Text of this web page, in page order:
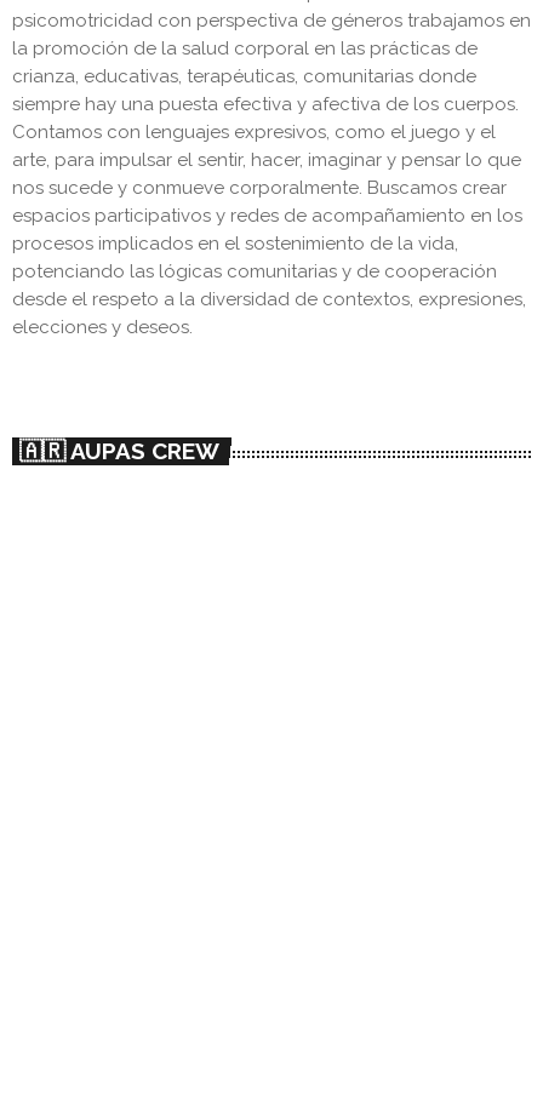
psicomotricidad con perspectiva de géneros trabajamos en
la promoción de la salud corporal en las prácticas de
crianza, educativas, terapéuticas, comunitarias donde
siempre hay una puesta efectiva y afectiva de los cuerpos.
Contamos con lenguajes expresivos, como el juego y el
arte, para impulsar el sentir, hacer, imaginar y pensar lo que
nos sucede y conmueve corporalmente. Buscamos crear
espacios participativos y redes de acompañamiento en los
procesos implicados en el sostenimiento de la vida,
potenciando las lógicas comunitarias y de cooperación
desde el respeto a la diversidad de contextos, expresiones,
elecciones y deseos.
🇦🇷 AUPAS CREW